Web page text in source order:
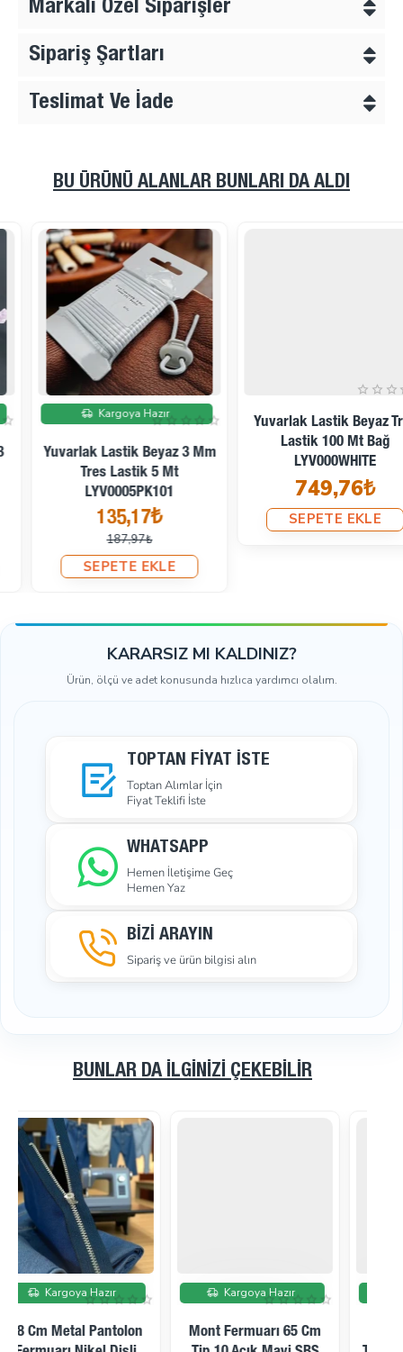
Markalı Özel Siparişler
Sipariş Şartları
Teslimat Ve İade
BU ÜRÜNÜ ALANLAR BUNLARI DA ALDI
İndirimde
Kargoya Hazır
Yuvarlak Lastik Beyaz 3 Mm
Tres Lastik 5 Mt
LYV0005PK101
135,17₺
187,97₺
SEPETE EKLE
Yuvarlak Lastik Beyaz Tres
Lastik 100 Mt Bağ
LYV000WHITE
749,76₺
SEPETE EKLE
KARARSIZ MI KALDINIZ?
Ürün, ölçü ve adet konusunda hızlıca yardımcı olalım.
TOPTAN FIYAT İSTE
Toptan Alımlar İçin
Fiyat Teklifi İste
WHATSAPP
Hemen İletişime Geç
Hemen Yaz
BİZİ ARAYIN
Sipariş ve ürün bilgisi alın
BUNLAR DA İLGINIZI ÇEKEBILIR
İndirimde
Kargoya Hazır
Mont Fermuarı 65 Cm
İndirimde
Kargoya Hazır
Mont Fermuarı 70 Cm